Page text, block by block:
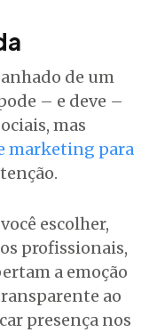
de um
– e deve –
mas
marketing para
escolher,
profissionais,
a emoção
ao
presença nos